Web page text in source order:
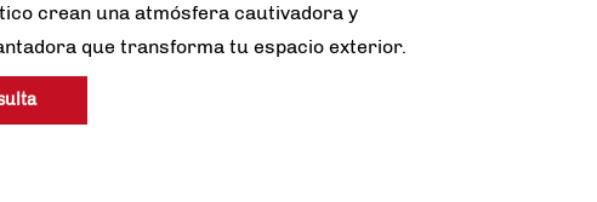
crean una atmósfera cautivadora y
que transforma tu espacio exterior.